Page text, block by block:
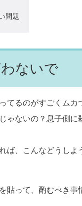
問題
ないで
てるのがすごくムカ
ゃないの？息子側
ば、こんなどうし
貼って、酌むべき事